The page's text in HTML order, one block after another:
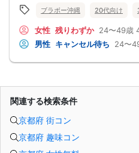
ブラボー沖縄 20代向け
女性 残りわずか 24〜49歳
男性 キャンセル待ち 24〜
関連する検索条件
京都府 街コン
京都府 趣味コン